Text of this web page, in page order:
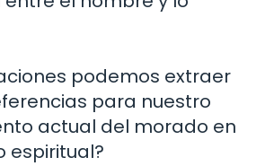
podemos extraer
para nuestro
actual del morado en
espiritual?